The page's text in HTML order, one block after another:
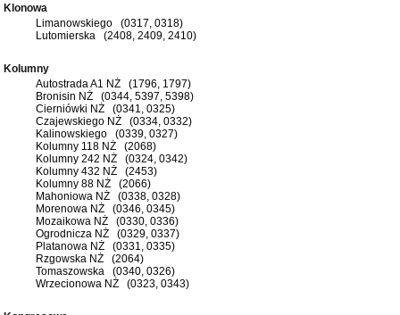
Klonowa
Limanowskiego (0317, 0318)
Lutomierska (2408, 2409, 2410)
Kolumny
Autostrada A1 NŻ (1796, 1797)
Bronisin NŻ (0344, 5397, 5398)
Cierniówki NŻ (0341, 0325)
Czajewskiego NŻ (0334, 0332)
Kalinowskiego (0339, 0327)
Kolumny 118 NŻ (2068)
Kolumny 242 NŻ (0324, 0342)
Kolumny 432 NŻ (2453)
Kolumny 88 NŻ (2066)
Mahoniowa NŻ (0338, 0328)
Morenowa NŻ (0346, 0345)
Mozaikowa NŻ (0330, 0336)
Ogrodnicza NŻ (0329, 0337)
Platanowa NŻ (0331, 0335)
Rzgowska NŻ (2064)
Tomaszowska (0340, 0326)
Wrzecionowa NŻ (0323, 0343)